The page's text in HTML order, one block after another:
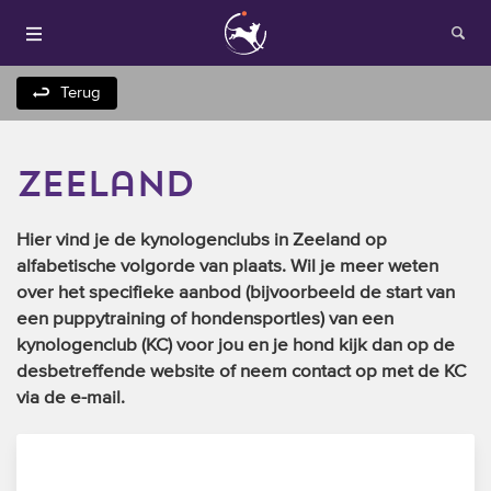
Houden van honden
Fokken met je hond
Terug
zeeland
Hier vind je de kynologenclubs in Zeeland op
alfabetische volgorde van plaats. Wil je meer weten
over het specifieke aanbod (bijvoorbeeld de start van
een puppytraining of hondensportles) van een
kynologenclub (KC) voor jou en je hond kijk dan op de
desbetreffende website of neem contact op met de KC
via de e-mail.